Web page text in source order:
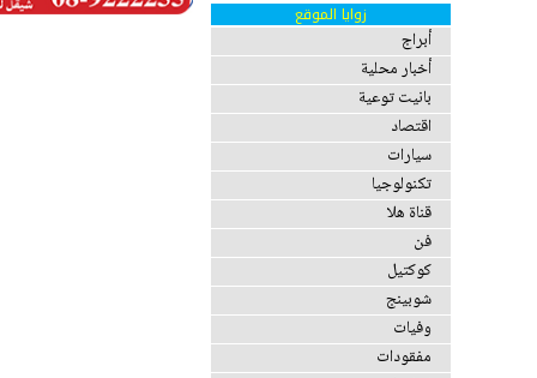
زوايا الموقع
أبراج
أخبار محلية
بانيت توعية
اقتصاد
سيارات
تكنولوجيا
قناة هلا
فن
كوكتيل
شوبينج
وفيات
مفقودات